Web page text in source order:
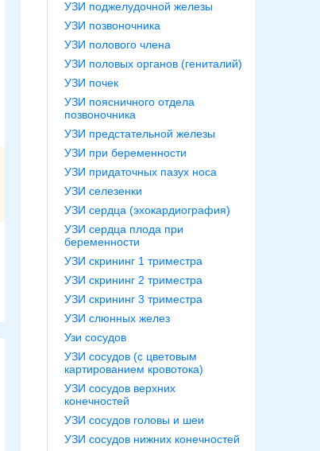
УЗИ поджелудочной железы
УЗИ позвоночника
УЗИ полового члена
УЗИ половых органов (гениталий)
УЗИ почек
УЗИ поясничного отдела
позвоночника
УЗИ предстательной железы
УЗИ при беременности
УЗИ придаточных пазух носа
УЗИ селезенки
УЗИ сердца (эхокардиография)
УЗИ сердца плода при
беременности
УЗИ скрининг 1 триместра
УЗИ скрининг 2 триместра
УЗИ скрининг 3 триместра
УЗИ слюнных желез
Узи сосудов
УЗИ сосудов (с цветовым
картированием кровотока)
УЗИ сосудов верхних
конечностей
УЗИ сосудов головы и шеи
УЗИ сосудов нижних конечностей